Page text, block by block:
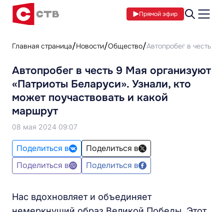
Прямой эфир
Главная страница Новости Общество Автопробег в честь 9
Автопробег в честь 9 Мая организуют
«Патриоты Беларуси». Узнали, кто
может поучаствовать и какой
маршрут
08 мая 2024 09:07
Поделиться в
Поделиться в
Поделиться в
Поделиться в
Нас вдохновляет и объединяет